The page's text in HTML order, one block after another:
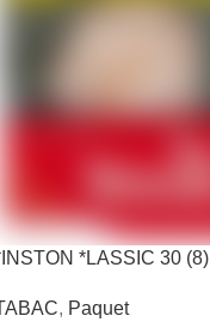
*LASSIC 30 (8)
, Paquet